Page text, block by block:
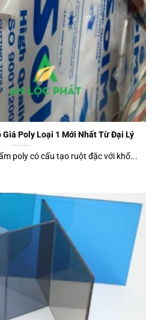
Giá Poly Loại 1 Mới Nhất Từ Đại Lý
poly có cấu tạo ruột đặc với khổ...